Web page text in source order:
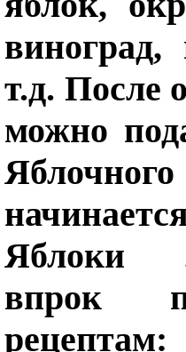
т.д. После
можно
Яблоки
впрок